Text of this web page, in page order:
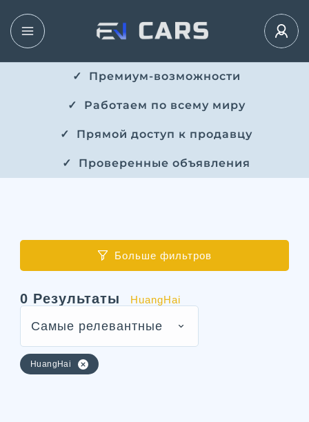
✓ ​​ Премиум-возможности
✓ ​ Работаем по всему миру
✓ ​ Прямой доступ к продавцу
✓ ​ Проверенные объявления
Больше фильтров
0 Результаты HuangHai
Самые релевантные
HuangHai